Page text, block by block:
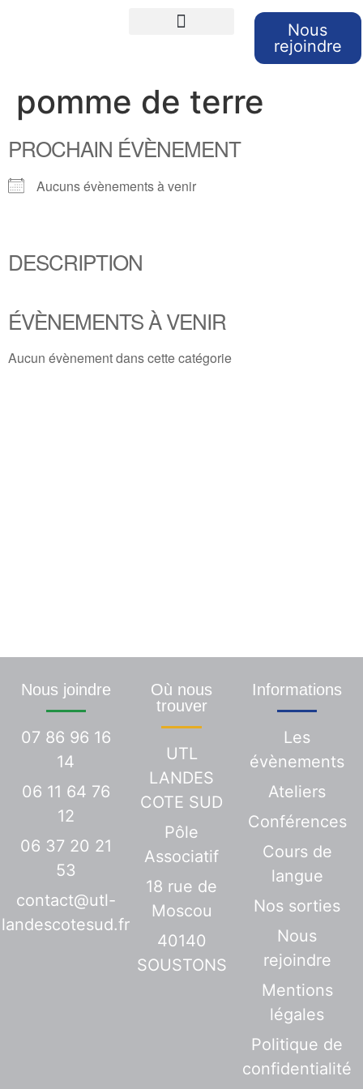
Nous
rejoindre
pomme de terre
PROCHAIN ÉVÈNEMENT
Aucuns évènements à venir
DESCRIPTION
ÉVÈNEMENTS À VENIR
Aucun évènement dans cette catégorie
Nous joindre
07 86 96 16
14
06 11 64 76
12
06 37 20 21
53
contact@utl-
landescotesud.fr
Où nous
trouver
UTL
LANDES
COTE SUD
Pôle
Associatif
18 rue de
Moscou
40140
SOUSTONS
Informations
Les
évènements
Ateliers
Conférences
Cours de
langue
Nos sorties
Nous
rejoindre
Mentions
légales
Politique de
confidentialité